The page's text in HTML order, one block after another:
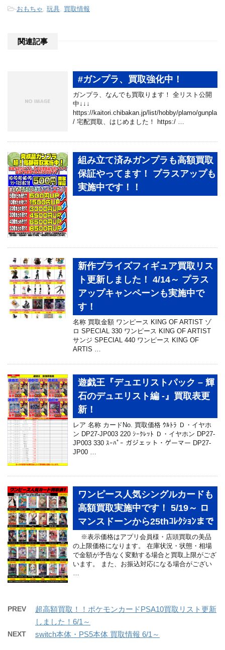
-おもちゃ 玩具 買取情報
関連記事
#ガンプラ、買取強化中！
ガンプラ、なんでも買取ります！ 全リスト公開
中↓↓↓
https://kaitori.chibakan.jp/list/hobby/plamo/gunpla
/ 宅配買取、はじめました！ https:/ …
組み立て済みガンプラも高額買取
保証やってます！ プラスアップも
実施中です！！
新作プライズフィギュア買取リス
ト更新しました！ 4/14～ プラス
アップキャンペーンも実施中で
す！
名称 買取金額 ワンピース KING OF ARTIST ゾ
ロ SPECIAL 330 ワンピース KING OF ARTIST
サンジ SPECIAL 440 ワンピース KING OF
ARTIS …
遊戯王『デュエリストパック – 輝
石のデュエリスト編 -』買取表更
新！
レア 名称 カードNo. 買取価格 ｳﾙﾄﾗ Ｄ・イヤホ
ン DP27-JP003 220 ｼｰｸﾚｯﾄ Ｄ・イヤホン DP27-
JP003 330 ｽｰﾊﾟｰ ガジェット・ゲーマー DP27-
JP00 …
ワンピース人気シングルカードも
高額買取実施中です！ 5/19～ ロ
マンスドーンから25thｺﾚｸｼｮﾝまで
※表示価格はアプリ会員様・店頭買取の美品
の上限価格になります。 在庫状況・状態・相場
で金額が予告なく変動する場合と買取上限がござ
います。 また、お振込対応になる場合がござい
…
PREV
超高額買取！！ポケモンカードPSA10買取リスト更新
しました！6/1～
NEXT switch本体・PS5本体 買取情報 6/1～